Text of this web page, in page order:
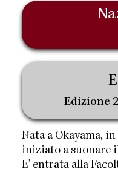
Nata a Okayama,
iniziato a suonare
E' entrata alla
Edizione